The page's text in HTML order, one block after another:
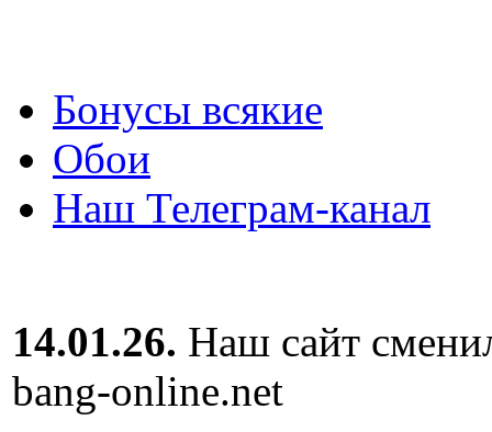
Бонусы всякие
Обои
Наш Телеграм-канал
14.01.26. Наш сайт
bang-online.net